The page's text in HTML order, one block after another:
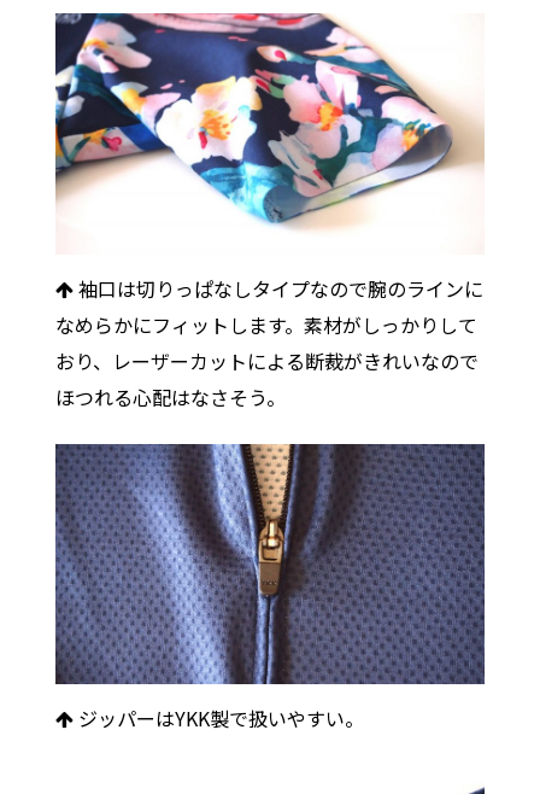
袖口は切りっぱなしタイプなので腕のラインに
なめらかにフィットします。素材がしっかりして
おり、レーザーカットによる断裁がきれいなので
ほつれる心配はなさそう。
ジッパーはYKK製で扱いやすい。